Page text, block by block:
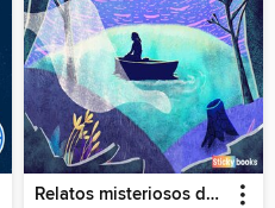
Relatos misteriosos de Colombia 2